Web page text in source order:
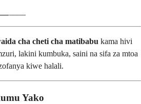
cha cheti cha matibabu kama hivi
lakini kumbuka, saini na sifa za mtoa
kiwe halali.
Yako